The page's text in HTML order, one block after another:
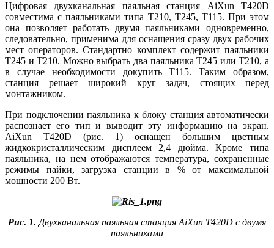
Цифровая двухканальная паяльная станция AiXun T420D
совместима с паяльниками ти­па T210, T245, T115. При этом
она позволяет работать двумя паяльниками одновременно,
следовательно, применима для оснащения сразу двух рабочих
мест операторов. Стандартно комплект содержит паяльники
T245 и T210. Можно выбрать два паяльника T245 или T210, а
в случае необходимости докупить T115. Таким образом,
станция решает широкий круг задач, стоящих перед
монтажником.
При подключении паяльника к блоку станция автоматически
распознает его тип и выводит эту информацию на экран.
AiXun T420D (рис. 1) оснащен большим цветным
жидкокристаллическим дисплеем 2,4 дюйма. Кроме ти­па
паяльника, на нем отображаются температура, сохраненные
режимы пайки, загрузка станции в % от максимальной
мощности 200 Вт.
Рис. 1. Двухканальная паяльная станция AiXun T420D с двумя
паяльниками